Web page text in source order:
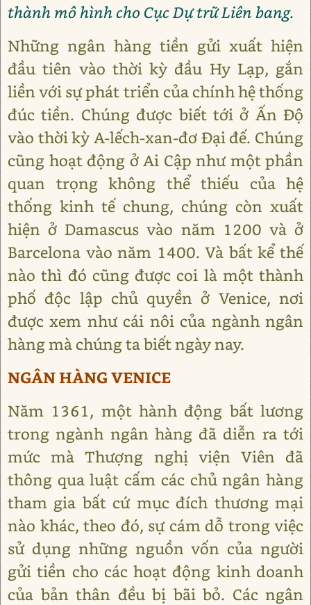
thành mô hình cho Cục Dự trữ Liên bang.
Những ngân hàng tiền gửi xuất hiện
đầu tiên vào thời kỳ đầu Hy Lạp, gắn
liền với sự phát triển của chính hệ thống
đúc tiền. Chúng được biết tới ở Ấn Độ
vào thời kỳ A-lếch-xan-đơ Đại đế. Chúng
cũng hoạt động ở Ai Cập như một phần
quan trọng không thể thiếu của hệ
thống kinh tế chung, chúng còn xuất
hiện ở Damascus vào năm 1200 và ở
Barcelona vào năm 1400. Và bất kể thế
nào thì đó cũng được coi là một thành
phố độc lập chủ quyền ở Venice, nơi
được xem như cái nôi của ngành ngân
hàng mà chúng ta biết ngày nay.
NGÂN HÀNG VENICE
Năm 1361, một hành động bất lương
trong ngành ngân hàng đã diễn ra tới
mức mà Thượng nghị viện Viên đã
thông qua luật cấm các chủ ngân hàng
tham gia bất cứ mục đích thương mại
nào khác, theo đó, sự cám dỗ trong việc
sử dụng những nguồn vốn của người
gửi tiền cho các hoạt động kinh doanh
của bản thân đều bị bãi bỏ. Các ngân